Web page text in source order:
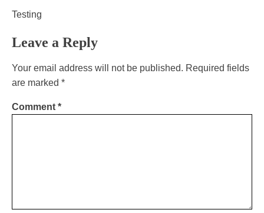
Testing
Leave a Reply
Your email address will not be published. Required fields
are marked *
Comment *